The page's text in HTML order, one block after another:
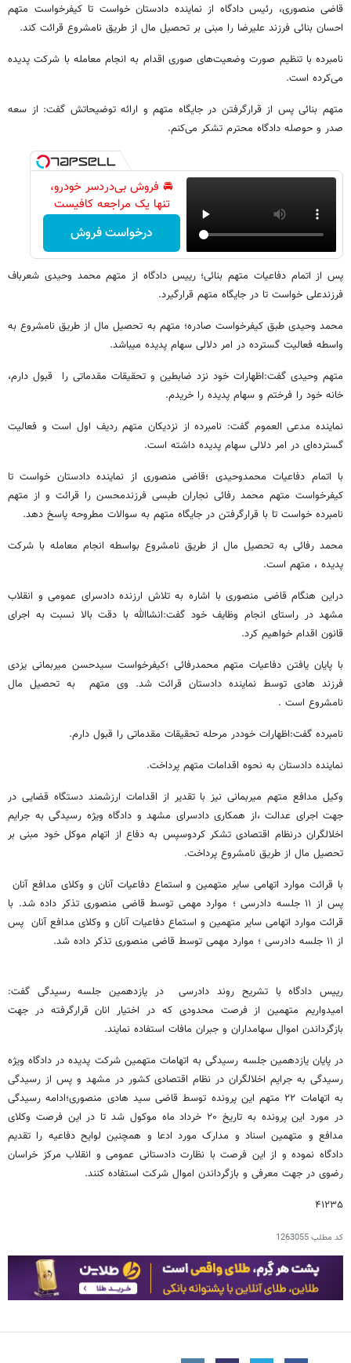
قاضی منصوری، رئیس دادگاه از نماینده دادستان خواست تا کیفرخواست متهم
احسان بنائی فرزند علیرضا را مبنی بر تحصیل مال از طریق نامشروع قرائت کند.
نامبرده با تنظیم صورت وضعیت‌های صوری اقدام به انجام معامله با شرکت پدیده
می‌کرده است.
متهم بنائی پس از قرارگرفتن در جایگاه متهم و ارائه توضیحاتش گفت: از سعه
صدر و حوصله دادگاه محترم تشکر می‌کنم.
🚘 فروش بی‌دردسر خودرو،
تنها یک مراجعه کافیست
درخواست فروش
پس از اتمام دفاعیات متهم بنائی؛ رییس دادگاه از متهم محمد وحیدی شعرباف
فرزندعلی خواست تا در جایگاه متهم قرارگیرد.
محمد وحیدی طبق کیفرخواست صادره؛ متهم به تحصیل مال از طریق نامشروع به
واسطه فعالیت گسترده در امر دلالی سهام پدیده میباشد.
متهم وحیدی گفت:اظهارات خود نزد ضابطین و تحقیقات مقدماتی را قبول دارم،
خانه خود را فرختم و سهام پدیده را خریدم.
نماینده مدعی العموم گفت: نامبرده از نزدیکان متهم ردیف اول است و فعالیت
گسترده‌ای در امر دلالی سهام پدیده داشته است.
با اتمام دفاعیات محمدوحیدی ؛قاضی منصوری از نماینده دادستان خواست تا
کیفرخواست متهم محمد رفائی نجاران طبسی فرزندمحسن را قرائت و از متهم
نامبرده خواست تا با قرارگرفتن در جایگاه متهم به سوالات مطروحه پاسخ دهد.
محمد رفائی به تحصیل مال از طریق نامشروع بواسطه انجام معامله با شرکت
پدیده ، متهم است.
دراین هنگام قاضی منصوری با اشاره به تلاش ارزنده دادسرای عمومی و انقلاب
مشهد در راستای انجام وظایف خود گفت:انشاالله با دقت بالا نسبت به اجرای
قانون اقدام خواهیم کرد.
با پایان یافتن دفاعیات متهم محمدرفائی ؛کیفرخواست سیدحسن میربمانی یزدی
فرزند هادی توسط نماینده دادستان قرائت شد. وی متهم به تحصیل مال
نامشروع است .
نامبرده گفت:اظهارات خوددر مرحله تحقیقات مقدماتی را قبول دارم.
نماینده دادستان به نحوه اقدامات متهم پرداخت.
وکیل مدافع متهم میربمانی نیز با تقدیر از اقدامات ارزشمند دستگاه قضایی در
جهت اجرای عدالت ،از همکاری دادسرای مشهد و دادگاه ویژه رسیدگی به جرایم
اخلالگران درنظام اقتصادی تشکر کردوسپس به دفاع از اتهام موکل خود مبنی بر
تحصیل مال از طریق نامشروع پرداخت.
با قرائت موارد اتهامی سایر متهمین و استماع دفاعیات آنان و وکلای مدافع آنان
پس از ۱۱ جلسه دادرسی ؛ موارد مهمی توسط قاضی منصوری تذکر داده شد. با
قرائت موارد اتهامی سایر متهمین و استماع دفاعیات آنان و وکلای مدافع آنان پس
از ۱۱ جلسه دادرسی ؛ موارد مهمی توسط قاضی منصوری تذکر داده شد.
رییس دادگاه با تشریح روند دادرسی در یازدهمین جلسه رسیدگی گفت:
امیدواریم متهمین از فرصت محدودی که در اختیار انان قرارگرفته در جهت
بازگرداندن اموال سهامداران و جبران مافات استفاده نمایند.
در پایان یازدهمین جلسه رسیدگی به اتهامات متهمین شرکت پدیده در دادگاه ویژه
رسیدگی به جرایم اخلالگران در نظام اقتصادی کشور در مشهد و پس از رسیدگی
به اتهامات ۲۲ متهم این پرونده توسط قاضی سید هادی منصوری؛ادامه رسیدگی
در مورد این پرونده به تاریخ ۲۰ خرداد ماه موکول شد تا در این فرصت وکلای
مدافع و متهمین اسناد و مدارک مورد ادعا و همچنین لوایح دفاعیه را تقدیم
دادگاه نموده و از این فرصت با نظارت دادستانی عمومی و انقلاب مرکز خراسان
رضوی در جهت معرفی و بازگرداندن اموال شرکت استفاده کنند.
۴۱۲۳۵
کد مطلب1263055